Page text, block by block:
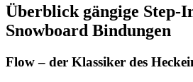
Überblick gängige Step-
Snowboard Bindungen
Flow – der Klassiker des